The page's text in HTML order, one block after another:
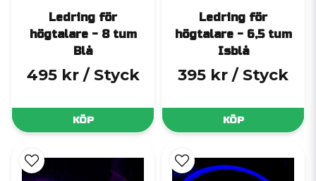
Ledring för
högtalare - 8 tum
Blå
495 kr / Styck
KÖP
Ledring för
högtalare - 6,5 tum
Isblå
395 kr / Styck
KÖP